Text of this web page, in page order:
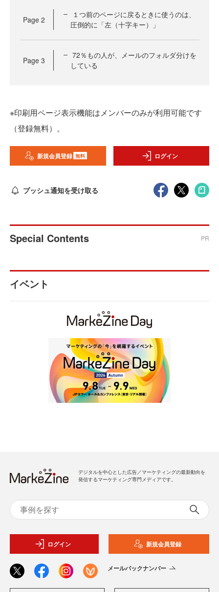
Page 2
１つ前のページに戻るときに使うのは、
圧倒的に「左（十字キー）」
Page 3
72％もの人が、メールのフォルダ分けを
している
※印刷用ページ表示機能はメンバーのみが利用可能です
（登録無料）。
新規会員登録 無料 ログイン
プッシュ通知を受け取る
Special Contents PR
イベント
デジタルを中心とした広告／マーケティングの最新動向を
発信するマーケティング専門メディアです。
ログイン 新規会員登録
メールバックナンバー